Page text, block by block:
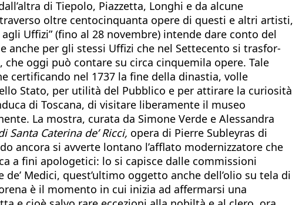
di Tiepolo, Piazzetta, Longhi e da alcune
oltre centocinquanta opere di questi e altri artisti,
Uffizi” (fino al 28 novembre) intende dare conto del
anche per gli stessi Uffizi che nel Settecento si trasfor-
oggi può contare su circa cinquemila opere. Tale
certificando nel 1737 la fine della dinastia, volle
Stato, per utilità del Pubblico e per attirare la curiosità
di Toscana, di visitare liberamente il museo
La mostra, curata da Simone Verde e Alessandra
Caterina de’ Ricci, opera di Pierre Subleyras di
ancora si avverte lontano l’afflato modernizzatore che
a fini apologetici: lo si capisce dalle commissioni
Medici, quest’ultimo oggetto anche dell’olio su tela di
è il momento in cui inizia ad affermarsi una